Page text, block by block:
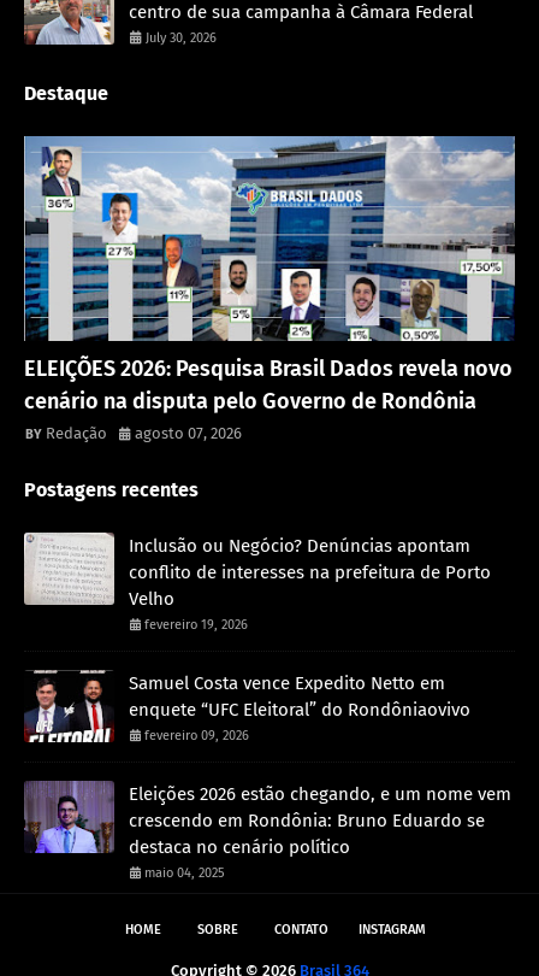
centro de sua campanha à Câmara Federal
July 30, 2026
Destaque
ELEIÇÕES 2026: Pesquisa Brasil Dados revela novo
cenário na disputa pelo Governo de Rondônia
Redação agosto 07, 2026
Postagens recentes
Inclusão ou Negócio? Denúncias apontam
conflito de interesses na prefeitura de Porto
Velho
fevereiro 19, 2026
Samuel Costa vence Expedito Netto em
enquete “UFC Eleitoral” do Rondôniaovivo
fevereiro 09, 2026
Eleições 2026 estão chegando, e um nome vem
crescendo em Rondônia: Bruno Eduardo se
destaca no cenário político
maio 04, 2025
HOME SOBRE CONTATO INSTAGRAM
Copyright © 2026 Brasil 364